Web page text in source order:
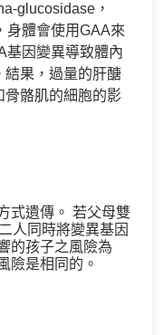
glucosidase，
身體會使用GAA來
基因變異導致體內
結果，過量的肝醣
骨骼肌的細胞的影
式遺傳。 若父母雙
人同時將變異基因
的孩子之風險為
險是相同的。